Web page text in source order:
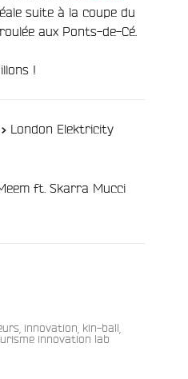
suite à la coupe du
aux Ponts-de-Cé.
!
London Elektricity/
ft. Skarra Mucci/
innovation kin-ball
innovation lab